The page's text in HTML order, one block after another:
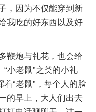
，因为不仅能穿到新
我吃的好东西以及好
鞭炮与礼花，也会给
“小老鼠”之类的小礼
着“老鼠”，每个人的脸
的早上，大人们出去